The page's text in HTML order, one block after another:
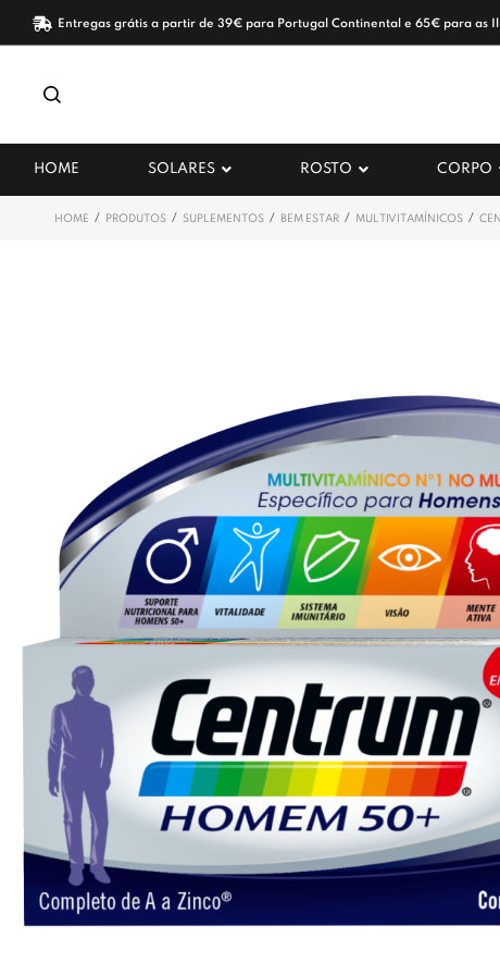
Entregas grátis a partir de 39€ para Portugal Continental e 65€ para as
HOME SOLARES ROSTO CORPO
HOME / PRODUTOS / SUPLEMENTOS / BEM ESTAR / MULTIVITAMÍNICOS /